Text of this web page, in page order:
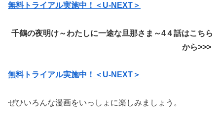
無料トライアル実施中！＜U-NEXT＞
千鶴の夜明け～わたしに一途な旦那さま～4４話はこちら
から>>>
無料トライアル実施中！＜U-NEXT＞
ぜひいろんな漫画をいっしょに楽しみましょう。